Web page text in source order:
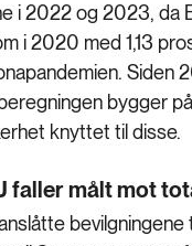
i 2022 og 2023, da
i 2020 med 1,13
bygger
knyttet til disse.
faller målt mot
anslåtte